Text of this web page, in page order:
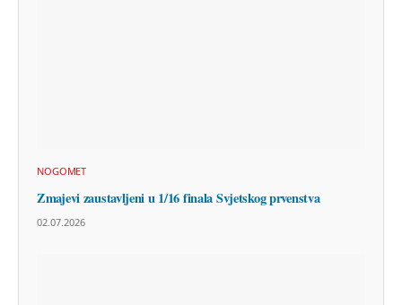
NOGOMET
Zmajevi zaustavljeni u 1/16 finala Svjetskog prvenstva
02.07.2026